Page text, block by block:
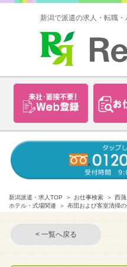
新潟で派遣の求人・転職
新潟派遣・求人TOP お仕事検索
西
ホテル・式場関連
布団および客室清掃
< 一覧へ戻る